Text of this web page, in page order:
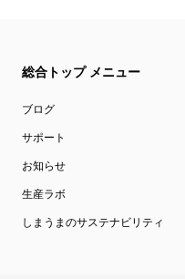
総合トップ メニュー
ブログ
サポート
お知らせ
生産ラボ
しまうまのサステナビリティ